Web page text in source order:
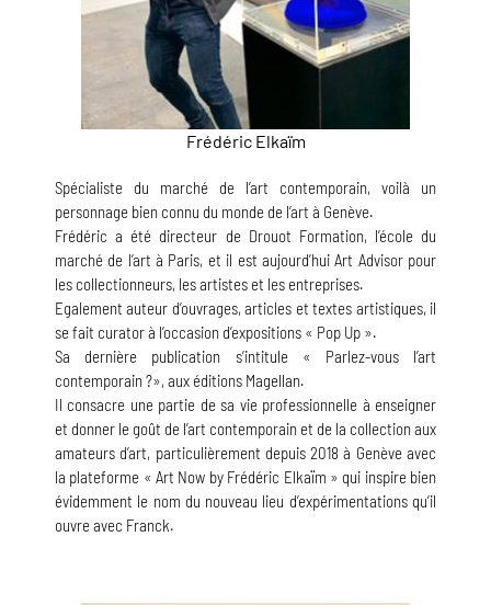
Frédéric Elkaïm
Spécialiste du marché de l’art contemporain, voilà un
personnage bien connu du monde de l’art à Genève.
Frédéric a été directeur de Drouot Formation, l’école du
marché de l’art à Paris, et il est aujourd’hui Art Advisor pour
les collectionneurs, les artistes et les entreprises.
Egalement auteur d’ouvrages, articles et textes artistiques, il
se fait curator à l’occasion d’expositions « Pop Up ».
Sa dernière publication s’intitule « Parlez-vous l’art
contemporain ?», aux éditions Magellan.
Il consacre une partie de sa vie professionnelle à enseigner
et donner le goût de l’art contemporain et de la collection aux
amateurs d’art, particulièrement depuis 2018 à Genève avec
la plateforme « Art Now by Frédéric Elkaïm » qui inspire bien
évidemment le nom du nouveau lieu d’expérimentations qu’il
ouvre avec Franck.